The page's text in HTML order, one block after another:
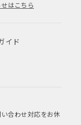
はこちら
イド
合わせ対応をお休